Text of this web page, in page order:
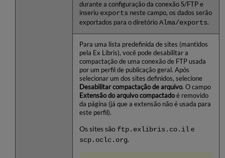
durante a configuração da conexão S/FTP e
inseriu exports neste campo, os dados serão
exportados para o diretório Alma/exports.
Para uma lista predefinida de sites (mantidos
pela Ex Libris), você pode desabilitar a
compactação de uma conexão de FTP usada
por um perfil de publicação geral. Após
selecionar um dos sites definidos, selecione
Desabilitar compactação de arquivo. O campo
Extensão do arquivo compactadoé removido
da página (já que a extensão não é usada para
este perfil).
Os sites são ftp.exlibris.co.il e
scp.oclc.org.